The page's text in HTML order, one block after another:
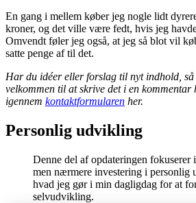
En gang i mellem køber jeg nogle lidt
kroner, og det ville være fedt, hvis jeg
Omvendt føler jeg også, at jeg så blot vil
satte penge af til det.
Har du idéer eller forslag til nyt indhold,
velkommen til at skrive det i en
igennem kontaktformularen her.
Personlig udvikling
Denne del af opdateringen fokuserer
men nærmere investering i personlig
hvad jeg gør i min dagligdag for at
selvudvikling.